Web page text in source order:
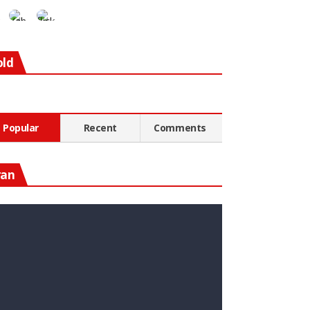
Popular Recent Comments